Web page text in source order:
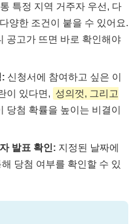
특정 지역 거주자 우선, 다
양한 조건이 붙을 수 있어요.
공고가 뜨면 바로 확인해야
: 신청서에 참여하고 싶은 이
이 있다면, 성의껏, 그리고
당첨 확률을 높이는 비결이
발표 확인: 지정된 날짜에
당첨 여부를 확인할 수 있